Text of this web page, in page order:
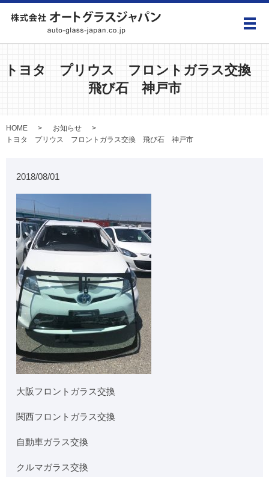
メ
トヨタ プリウス フロントガラス交換
飛び石 神戸市
HOME
お知らせ
トヨタ プリウス フロントガラス交換 飛び石 神戸市
2018/08/01
大阪フロントガラス交換
関西フロントガラス交換
自動車ガラス交換
クルマガラス交換